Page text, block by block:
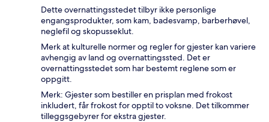
Dette overnattingsstedet tilbyr ikke personlige
engangsprodukter, som kam, badesvamp, barberhøvel,
neglefil og skopusseklut.
Merk at kulturelle normer og regler for gjester kan variere
avhengig av land og overnattingssted. Det er
overnattingsstedet som har bestemt reglene som er
oppgitt.
Merk: Gjester som bestiller en prisplan med frokost
inkludert, får frokost for opptil to voksne. Det tilkommer
tilleggsgebyrer for ekstra gjester.